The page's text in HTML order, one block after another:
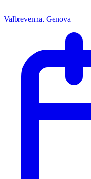
Valbrevenna, Genova